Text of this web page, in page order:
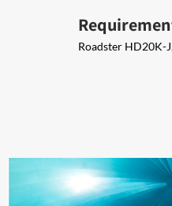
Roadster HD20K-